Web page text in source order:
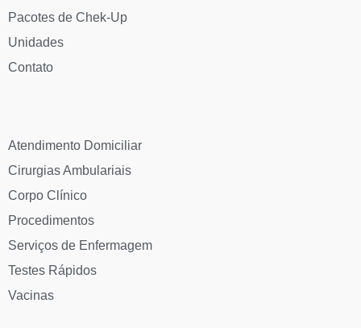
Pacotes de Chek-Up
Unidades
Contato
Atendimento Domiciliar
Cirurgias Ambulariais
Corpo Clínico
Procedimentos
Serviços de Enfermagem
Testes Rápidos
Vacinas